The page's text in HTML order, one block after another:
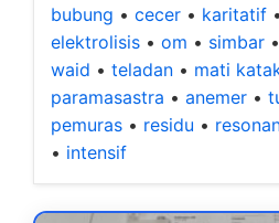
bubung • cecer • karitatif •
elektrolisis • om • simbar •
waid • teladan • mati
paramasastra • anemer •
pemuras • residu •
• intensif